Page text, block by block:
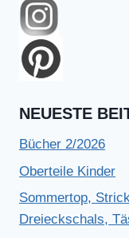
NEUESTE
Bücher 2/2026
Oberteile Kinder
Sommertop,
Dreieckschals,